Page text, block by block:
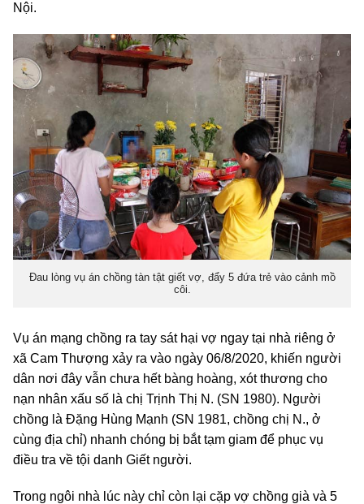
Nội.
Đau lòng vụ án chồng tàn tật giết vợ, đẩy 5 đứa trẻ vào cảnh mồ
côi.
Vụ án mạng chồng ra tay sát hại vợ ngay tại nhà riêng ở
xã Cam Thượng xảy ra vào ngày 06/8/2020, khiến người
dân nơi đây vẫn chưa hết bàng hoàng, xót thương cho
nạn nhân xấu số là chị Trịnh Thị N. (SN 1980). Người
chồng là Đặng Hùng Mạnh (SN 1981, chồng chị N., ở
cùng địa chỉ) nhanh chóng bị bắt tạm giam để phục vụ
điều tra về tội danh Giết người.
Trong ngôi nhà lúc này chỉ còn lại cặp vợ chồng già và 5